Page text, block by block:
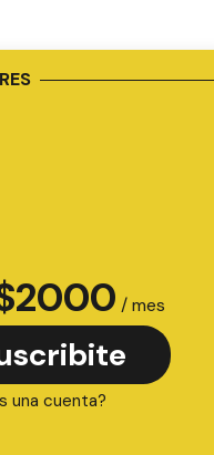
2000 / mes
una cuenta?